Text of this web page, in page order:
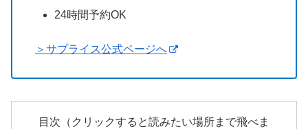
24時間予約OK
＞サプライス公式ページへ
目次（クリックすると読みたい場所まで飛べま